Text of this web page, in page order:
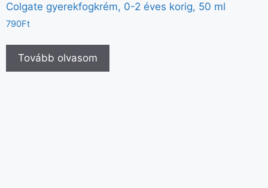
Colgate gyerekfogkrém, 0-2 éves korig, 50 ml
790Ft
Tovább olvasom